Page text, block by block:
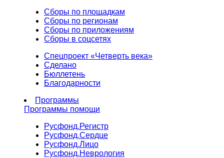
Сборы по площадкам
Сборы по регионам
Сборы по приложениям
Сборы в соцсетях
Спецпроект «Четверть века»
Сделано
Бюллетень
Благодарности
Программы
Программы помощи
Русфонд.Регистр
Русфонд.Сердце
Русфонд.Лицо
Русфонд.Неврология